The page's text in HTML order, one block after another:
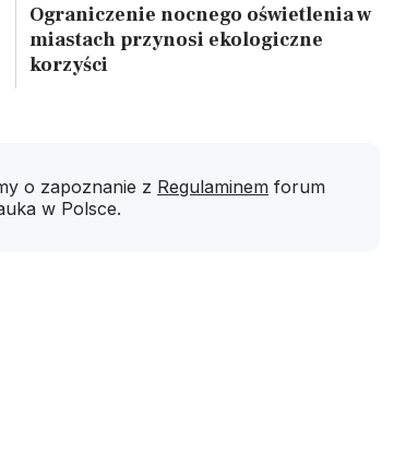
Ograniczenie nocnego oświetlenia w
miastach przynosi ekologiczne
korzyści
o zapoznanie z Regulaminem forum
w Polsce.